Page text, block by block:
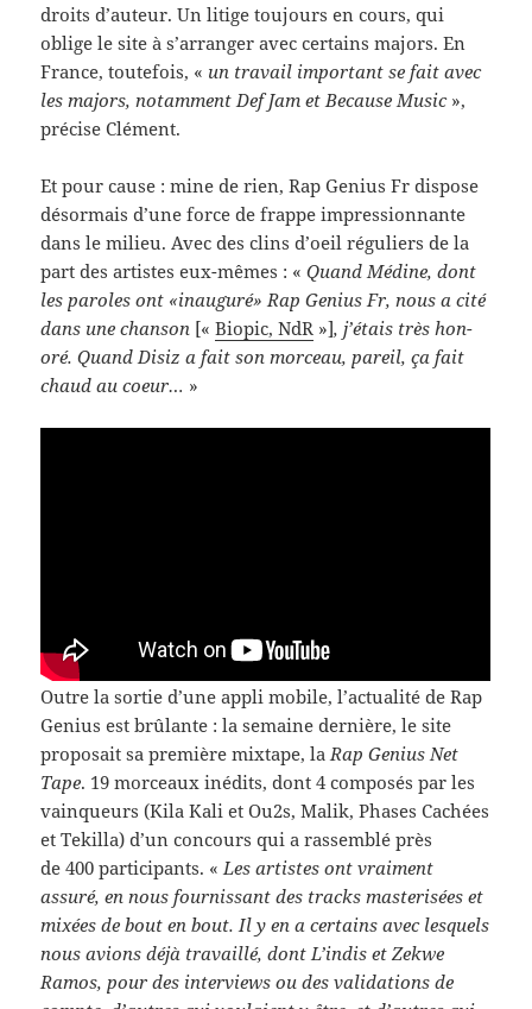
droits d’auteur. Un lit­ige tou­jours en cours, qui
oblige le site à s’arranger avec cer­tains majors. En
France, toute­fois, « un tra­vail impor­tant se fait avec
les majors, notam­ment Def Jam et Because Music»,
pré­cise Clément.
Et pour cause : mine de rien, Rap Genius Fr dis­pose
désor­mais d’une force de frappe impres­sion­nante
dans le milieu. Avec des clins d’oeil réguliers de la
part des artistes eux-​mêmes : «Quand Médine, dont
les paroles ont «inau­guré» Rap Genius Fr, nous a cité
dans une chan­son [«Biopic, NdR »], j’étais très hon­
oré. Quand Disiz a fait son morceau, pareil, ça fait
chaud au coeur… »
Outre la sor­tie d’une appli mobile, l’actualité de Rap
Genius est brûlante : la semaine dernière, le site
pro­po­sait sa pre­mière mix­tape, la Rap Genius Net
Tape. 19 morceaux inédits, dont 4 com­posés par les
vain­queurs (Kila Kali et Ou2s, Malik, Phases Cachées
et Tekilla) d’un con­cours qui a rassem­blé près
de 400 par­tic­i­pants. « Les artistes ont vrai­ment
assuré, en nous four­nissant des tracks mas­ter­isées et
mixées de bout en bout. Il y en a cer­tains avec lesquels
nous avions déjà tra­vaillé, dont L’indis et Zekwe
Ramos, pour des inter­views ou des val­i­da­tions de